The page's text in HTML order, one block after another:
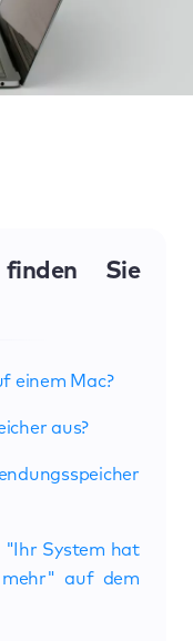
Sie
einem Mac?
aus?
"Ihr System hat
mehr" auf dem